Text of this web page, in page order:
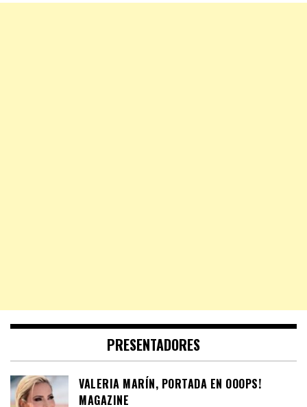
PRESENTADORES
VALERIA MARÍN, PORTADA EN OOOPS!
MAGAZINE